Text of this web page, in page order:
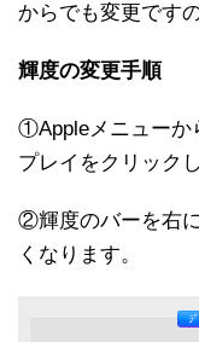
からでも変更です
輝度の変更手順
①Appleメニューか
プレイをクリック
②輝度のバーを右
くなります。